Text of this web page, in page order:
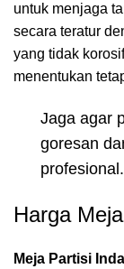
untuk menjaga
secara teratur
yang tidak
menentukan
Jaga agar
goresan
profesional.
Harga
Meja Partisi